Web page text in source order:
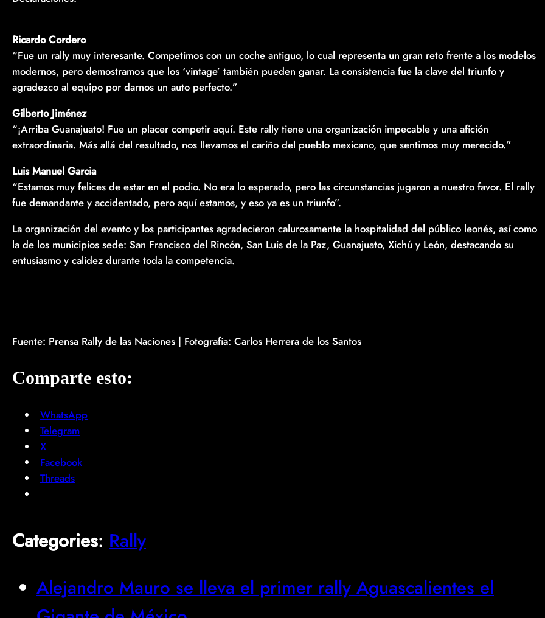
Ricardo Cordero
“Fue un rally muy interesante. Competimos con un coche antiguo, lo cual representa un gran reto frente a los modelos
modernos, pero demostramos que los ‘vintage’ también pueden ganar. La consistencia fue la clave del triunfo y
agradezco al equipo por darnos un auto perfecto.”
Gilberto Jiménez
“¡Arriba Guanajuato! Fue un placer competir aquí. Este rally tiene una organización impecable y una afición
extraordinaria. Más allá del resultado, nos llevamos el cariño del pueblo mexicano, que sentimos muy merecido.”
Luis Manuel Garcia
“Estamos muy felices de estar en el podio. No era lo esperado, pero las circunstancias jugaron a nuestro favor. El rally
fue demandante y accidentado, pero aquí estamos, y eso ya es un triunfo”.
La organización del evento y los participantes agradecieron calurosamente la hospitalidad del público leonés, así como
la de los municipios sede: San Francisco del Rincón, San Luis de la Paz, Guanajuato, Xichú y León, destacando su
entusiasmo y calidez durante toda la competencia.
Fuente: Prensa Rally de las Naciones | Fotografía: Carlos Herrera de los Santos
Comparte esto:
WhatsApp
Telegram
X
Facebook
Threads
Categories: Rally
Alejandro Mauro se lleva el primer rally Aguascalientes el